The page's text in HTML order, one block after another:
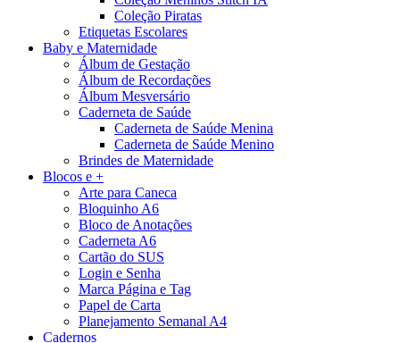
Coleção Piratas
Etiquetas Escolares
Baby e Maternidade
Álbum de Gestação
Álbum de Recordações
Álbum Mesversário
Caderneta de Saúde
Caderneta de Saúde Menina
Caderneta de Saúde Menino
Brindes de Maternidade
Blocos e +
Arte para Caneca
Bloquinho A6
Bloco de Anotações
Caderneta A6
Cartão do SUS
Login e Senha
Marca Página e Tag
Papel de Carta
Planejamento Semanal A4
Cadernos